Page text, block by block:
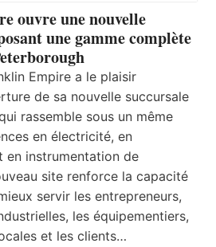
ouvre une nouvelle
une gamme complète
Empire a le plaisir
de sa nouvelle succursale
rassemble sous un même
en électricité, en
en instrumentation de
site renforce la capacité
servir les entrepreneurs,
les équipementiers,
et les clients…